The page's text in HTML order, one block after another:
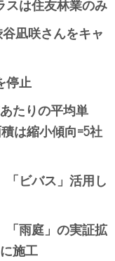
凪咲さんをキャ
停止
たりの平均単
は縮小傾向=5社
ビバス」活用し
「雨庭」の実証拡
施工